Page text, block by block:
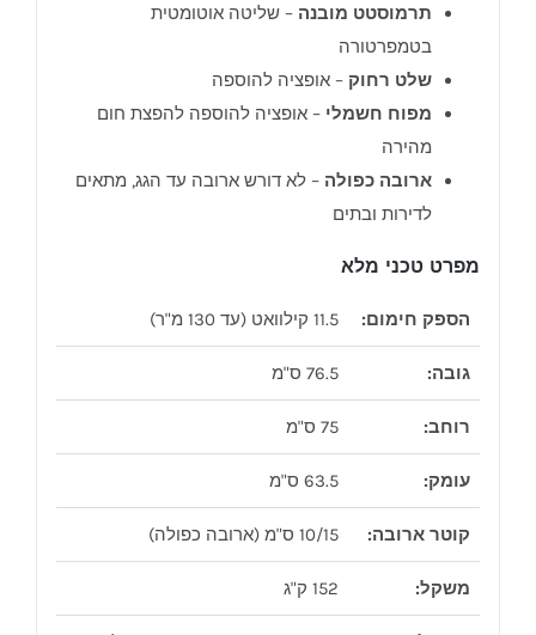
תרמוסטט מובנה – שליטה אוטומטית
בטמפרטורה
שלט רחוק – אופציה להוספה
מפוח חשמלי – אופציה להוספה להפצת חום
מהירה
ארובה כפולה – לא דורש ארובה עד הגג, מתאים
לדירות ובתים
מפרט טכני מלא
הספק חימום: 11.5 קילוואט (עד 130 מ"ר)
גובה: 76.5 ס"מ
רוחב: 75 ס"מ
עומק: 63.5 ס"מ
קוטר ארובה: 10/15 ס"מ (ארובה כפולה)
משקל: 152 ק"ג